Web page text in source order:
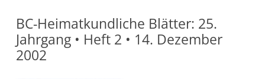
BC-Heimatkundliche Blätter: 25.
Jahrgang • Heft 2 • 14. Dezember
2002